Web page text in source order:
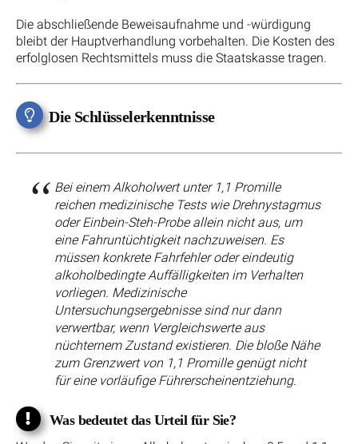
Die abschließende Beweisaufnahme und -würdigung
bleibt der Hauptverhandlung vorbehalten. Die Kosten des
erfolglosen Rechtsmittels muss die Staatskasse tragen.
Die Schlüsselerkenntnisse
Bei einem Alkoholwert unter 1,1 Promille
reichen medizinische Tests wie Drehnystagmus
oder Einbein-Steh-Probe allein nicht aus, um
eine Fahruntüchtigkeit nachzuweisen. Es
müssen konkrete Fahrfehler oder eindeutig
alkoholbedingte Auffälligkeiten im Verhalten
vorliegen. Medizinische
Untersuchungsergebnisse sind nur dann
verwertbar, wenn Vergleichswerte aus
nüchternem Zustand existieren. Die bloße Nähe
zum Grenzwert von 1,1 Promille genügt nicht
für eine vorläufige Führerscheinentziehung.
Was bedeutet das Urteil für Sie?